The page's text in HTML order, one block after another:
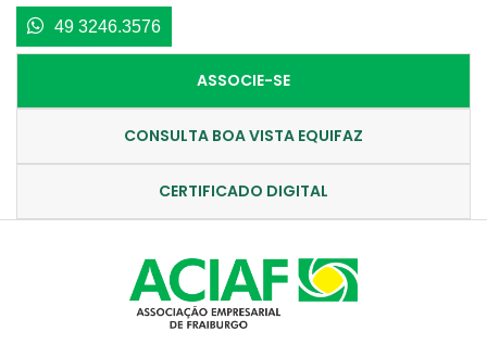
49 3246.3576
ASSOCIE-SE
CONSULTA BOA VISTA EQUIFAZ
CERTIFICADO DIGITAL